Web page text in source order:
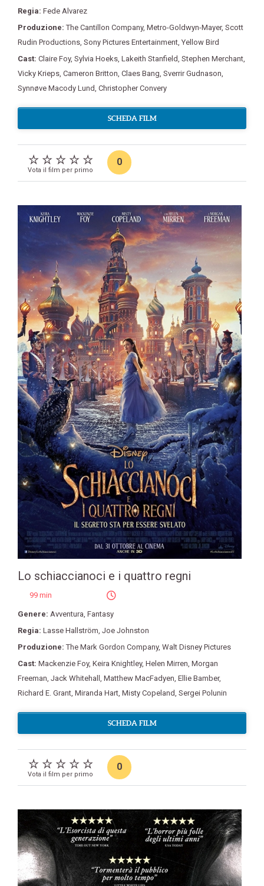
Regia: Fede Alvarez
Produzione:The Cantillon Company, Metro-Goldwyn-Mayer, Scott
Rudin Productions, Sony Pictures Entertainment, Yellow Bird
Cast: Claire Foy, Sylvia Hoeks, Lakeith Stanfield, Stephen Merchant,
Vicky Krieps, Cameron Britton, Claes Bang, Sverrir Gudnason,
Synnøve Macody Lund, Christopher Convery
SCHEDA FILM
Vota il film per primo
0
Lo schiaccianoci e i quattro regni
99 min
Genere: Avventura Fantasy
Regia: Lasse Hallström Joe Johnston
Produzione:The Mark Gordon Company, Walt Disney Pictures
Cast: Mackenzie Foy, Keira Knightley, Helen Mirren Morgan
Freeman Jack Whitehall Matthew MacFadyen Ellie Bamber,
Richard E. Grant Miranda Hart Misty Copeland Sergei Polunin
SCHEDA FILM
Vota il film per primo
0